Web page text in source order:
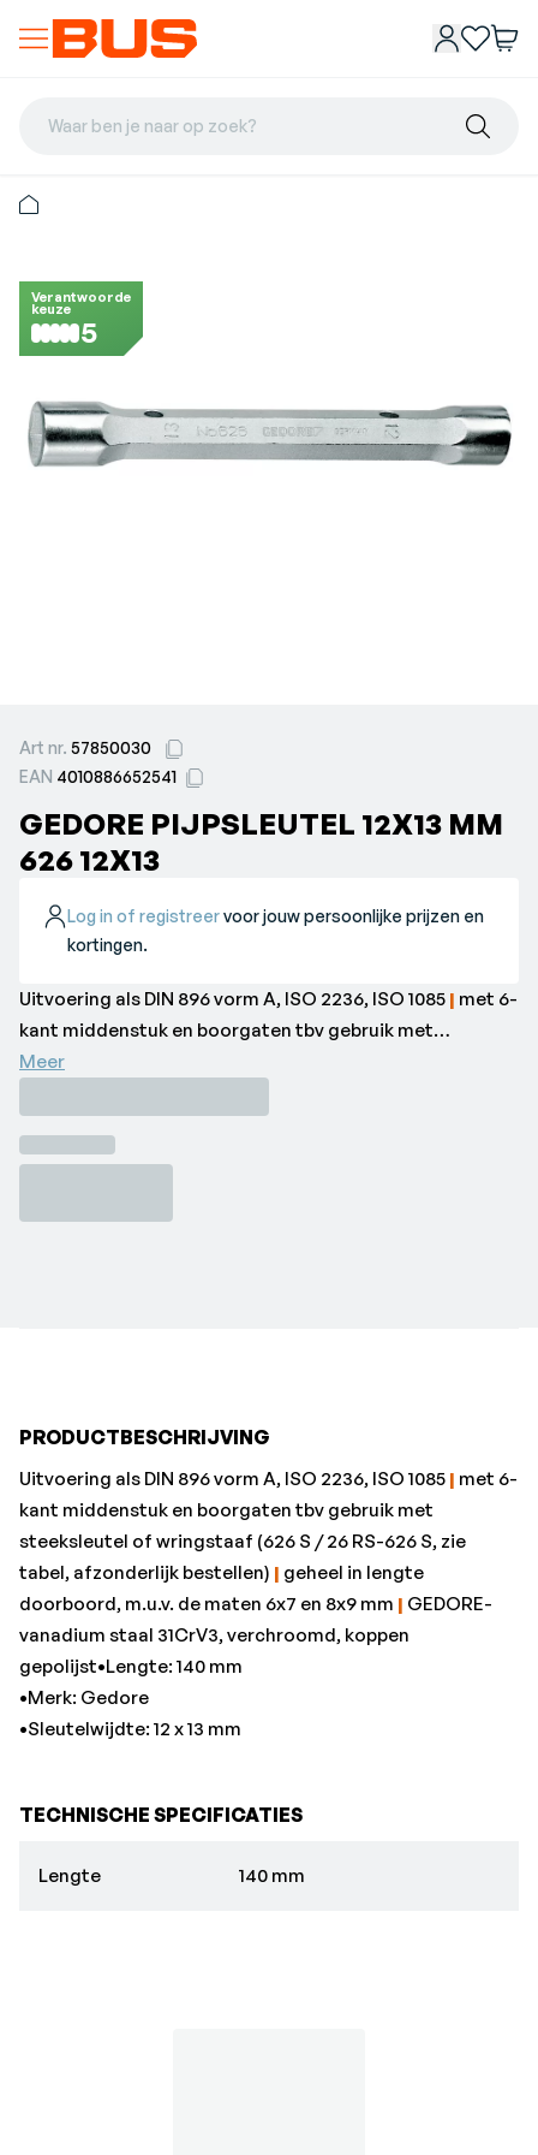
Waar ben je naar op zoek?
Verantwoorde
keuze
5
Art nr. 57850030
EAN 4010886652541
GEDORE PIJPSLEUTEL 12X13 MM
626 12X13
Log in of registreervoor jouw persoonlijke prijzen en
kortingen.
Uitvoering als DIN 896 vorm A, ISO 2236, ISO 1085 | met 6-
kant middenstuk en boorgaten tbv gebruik met
steeksleutel of wringstaaf (626 S / 26 RS-626 S, zie
doorboord, m.u.v. de maten 6x7 en 8x9 mm
vanadium staal 31CrV3, verchroomd, koppen
•Merk: Gedore
Meer
PRODUCTBESCHRIJVING
Uitvoering als DIN 896 vorm A, ISO 2236, ISO 1085 | met 6-
kant middenstuk en boorgaten tbv gebruik met
steeksleutel of wringstaaf (626 S / 26 RS-626 S, zie
tabel, afzonderlijk bestellen) | geheel in lengte
doorboord, m.u.v. de maten 6x7 en 8x9 mm | GEDORE-
vanadium staal 31CrV3, verchroomd, koppen
gepolijst•Lengte: 140 mm
•Merk: Gedore
•Sleutelwijdte: 12 x 13 mm
TECHNISCHE SPECIFICATIES
Lengte 140 mm